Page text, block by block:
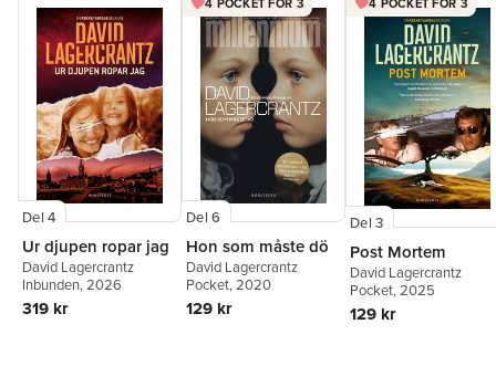
Del 4
Ur djupen ropar jag
David Lagercrantz
Inbunden, 2026
319 kr
Del 6
Hon som måste dö
David Lagercrantz
Pocket, 2020
129 kr
Del 3
Post Mortem
David Lagercrantz
Pocket, 2025
129 kr